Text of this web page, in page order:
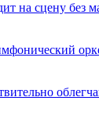
на сцену без